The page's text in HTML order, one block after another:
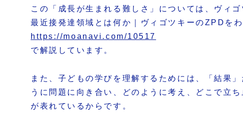
この「成長が生まれる難しさ」については、ヴィ
最近接発達領域とは何か｜ヴィゴツキーのZPDを
https://moanavi.com/10517
で解説しています。
また、子どもの学びを理解するためには、「結果
うに問題に向き合い、どのように考え、どこで立
が表れているからです。